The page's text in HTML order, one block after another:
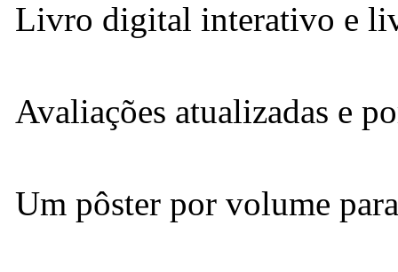
Livro digital interativo e
Avaliações atualizadas e
Um pôster por volume